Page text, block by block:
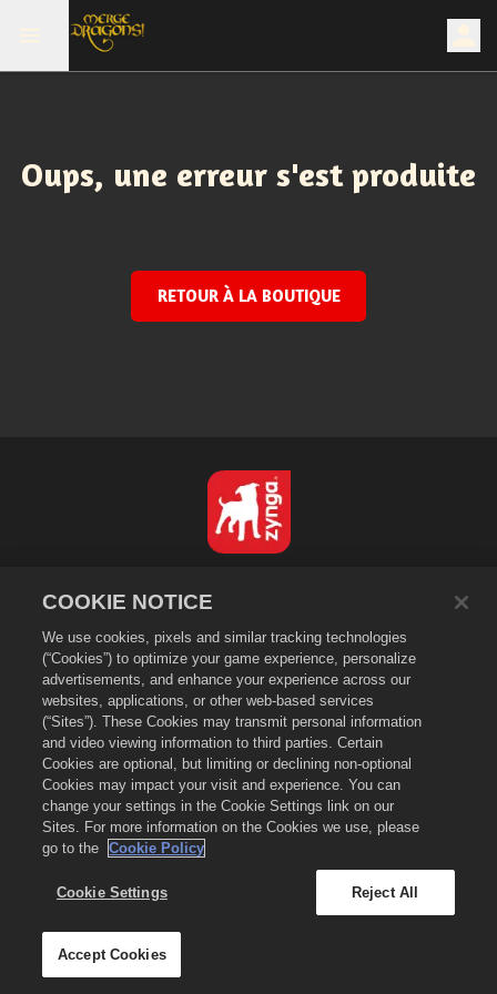
Oups, une erreur s'est produite
RETOUR À LA BOUTIQUE
Politique de confidentialité
Conditions d'utilisation
Ne pas vendre ou partager mes données personnelles
Politique de cookies
Politique de remboursement
Assistance de la boutique
Assistance du jeu
Paramètres des cookies
2026Zynga, Inc. Merge Dragons! et le logo Merge Dragons! sont des
marques de commerce de Zynga, Inc. Tous droits réservés. La boutique
Merge Dragons! est gérée par Zynga, Inc. Les offres ne sont valables que
dans le jeu Merge Dragons! La disponibilité et la tarification des offres
varient selon les régions.
COOKIE NOTICE
We use cookies, pixels and similar tracking technologies
(“Cookies”) to optimize your game experience, personalize
advertisements, and enhance your experience across our
websites, applications, or other web-based services
(“Sites”). These Cookies may transmit personal information
and video viewing information to third parties. Certain
Cookies are optional, but limiting or declining non-optional
Cookies may impact your visit and experience. You can
change your settings in the Cookie Settings link on our
Sites. For more information on the Cookies we use, please
go to the
Cookie Policy
Cookie Settings Reject All
Accept Cookies